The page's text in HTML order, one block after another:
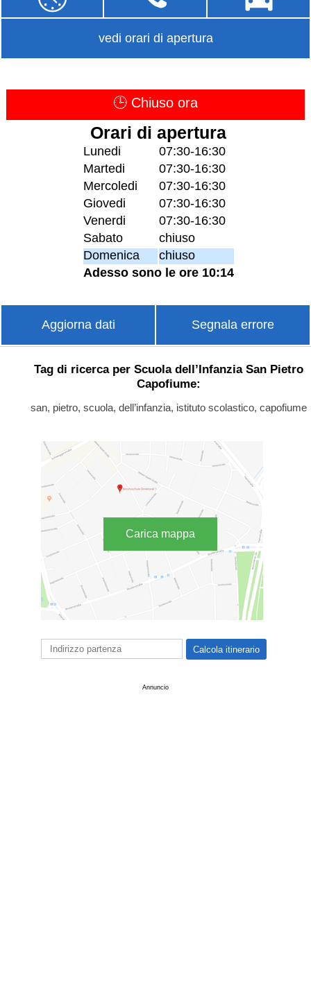
vedi orari di apertura
🕒 Chiuso ora
Orari di apertura
Lunedi
07:30-16:30
Martedi
07:30-16:30
Mercoledi
07:30-16:30
Giovedi
07:30-16:30
Venerdi
07:30-16:30
Sabato
chiuso
Domenica
chiuso
Adesso sono le ore 10:14
Aggiorna dati Segnala errore
Tag di ricerca per Scuola dell’Infanzia San Pietro
Capofiume:
san, pietro, scuola, dell’infanzia, istituto scolastico, capofiume
Carica mappa
Annuncio